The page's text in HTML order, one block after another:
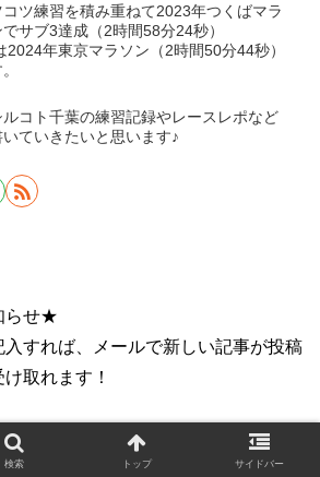
コツ練習を積み重ねて2023年つくばマラ
でサブ3達成（2時間58分24秒）
2024年東京マラソン（2時間50分44秒）
ルコト千葉の練習記録やレースレポなど
いていきたいと思います♪
らせ★
入すれば、メールで新しい記事が投稿
取れます！
検索 トップ サイドバー